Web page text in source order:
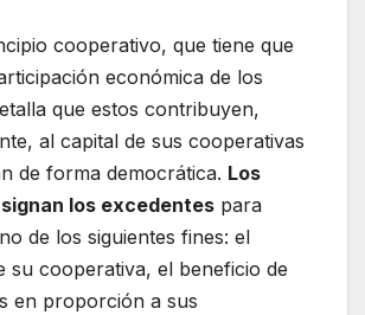
cooperativo, que tiene que
económica de los
que estos contribuyen,
al capital de sus cooperativas
de forma democrática. Los
los excedentes para
de los siguientes fines: el
su cooperativa, el beneficio de
en proporción a sus